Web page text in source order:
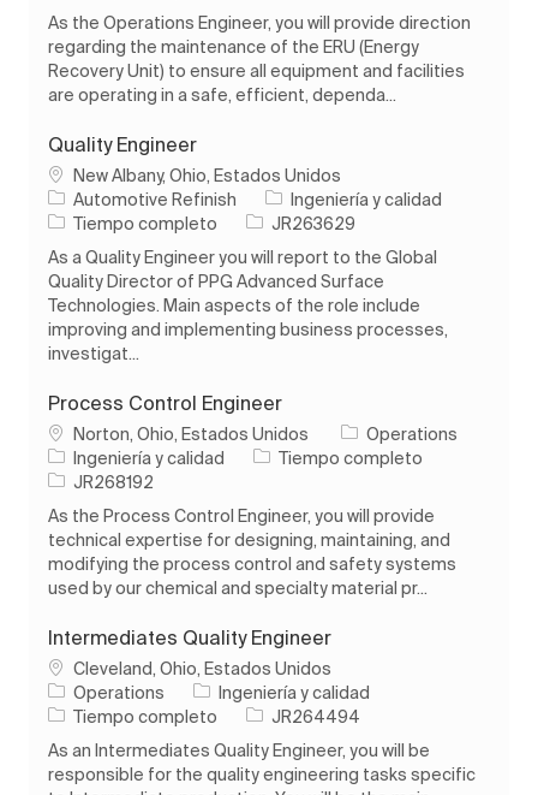
As the Operations Engineer, you will provide direction
regarding the maintenance of the ERU (Energy
Recovery Unit) to ensure all equipment and facilities
are operating in a safe, efficient, dependa...
Quality Engineer
Ubicación
New Albany, Ohio, Estados Unidos
Automotive Refinish
Categoría
Ingeniería y calidad
Tipo de trabajo
Tiempo completo ID de trabajo
JR263629
As a Quality Engineer you will report to the Global
Quality Director of PPG Advanced Surface
Technologies. Main aspects of the role include
improving and implementing business processes,
investigat...
Process Control Engineer
Ubicación
Norton, Ohio, Estados Unidos
Operations
Categoría
Ingeniería y calidad Tipo de trabajo
Tiempo completo
ID de trabajo
JR268192
As the Process Control Engineer, you will provide
technical expertise for designing, maintaining, and
modifying the process control and safety systems
used by our chemical and specialty material pr...
Intermediates Quality Engineer
Ubicación
Cleveland, Ohio, Estados Unidos
Operations
Categoría
Ingeniería y calidad
Tipo de trabajo
Tiempo completo ID de trabajo
JR264494
As an Intermediates Quality Engineer, you will be
responsible for the quality engineering tasks specific